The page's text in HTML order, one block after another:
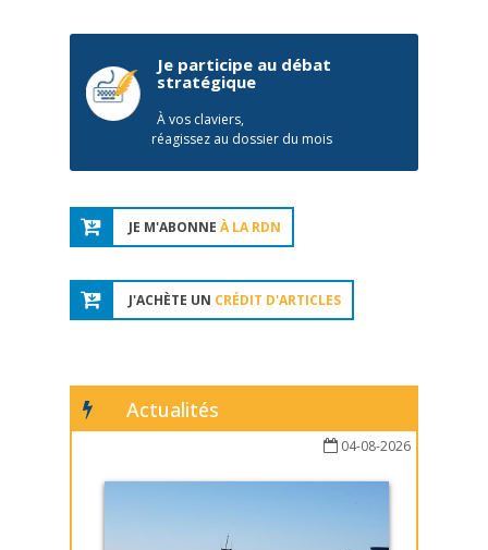
Je participe au débat
stratégique
À vos claviers,
réagissez au dossier du mois
JE M'ABONNE À LA RDN
J'ACHÈTE UN CRÉDIT D'ARTICLES
Actualités
04-08-2026